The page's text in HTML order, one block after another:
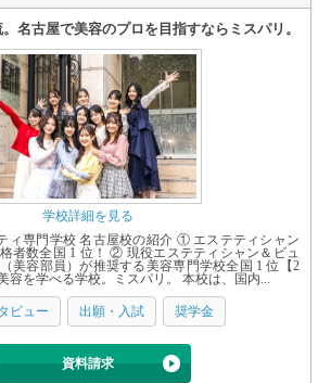
名古屋で美容のプロを目指すならミスパリ。
学校詳細を見る
ィ専門学校 名古屋校の紹介 ① エステティシャン
者数全国 1 位！ ② 現役エステティシャン＆ビュ
美容部員）が推奨する美容専門学校全国 1 位【2
を学べる学校。ミスパリ。 本校は、国内...
ビュー 出願・入試 奨学金
資料請求